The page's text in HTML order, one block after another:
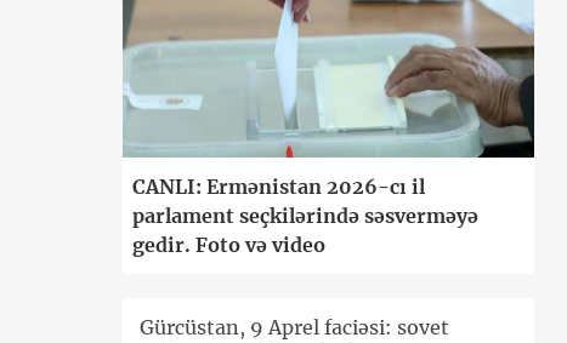
CANLI: Ermənistan 2026-cı il
parlament seçkilərində səsverməyə
gedir. Foto və video
Gürcüstan, 9 Aprel faciəsi: sovet